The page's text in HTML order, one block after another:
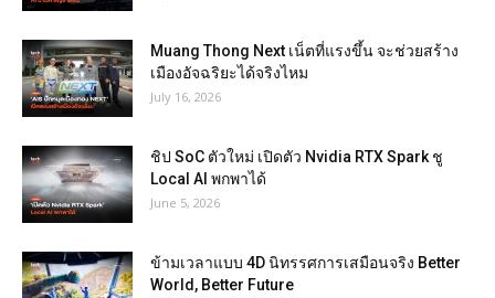
Muang Thong Next เน็ตที่แรงขึ้น จะช่วยสร้าง
เมืองอัจฉริยะได้จริงไหม
July 16, 2026
ชิป SoC ตัวใหม่ เปิดตัว Nvidia RTX Spark ชู
Local AI พกพาได้
June 5, 2026
ข้ามเวลาแบบ 4D นิทรรศการเสมือนจริง Better
World, Better Future